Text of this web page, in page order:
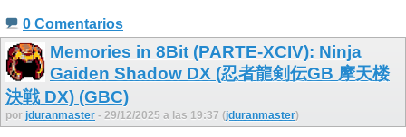
0 Comentarios
Memories in 8Bit (PARTE-XCIV): Ninja
Gaiden Shadow DX (忍者龍剣伝GB 摩天楼
決戦 DX) (GBC)
por jduranmaster - 29/12/2025 a las 19:37 (jduranmaster)